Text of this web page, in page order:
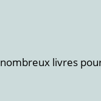
livres